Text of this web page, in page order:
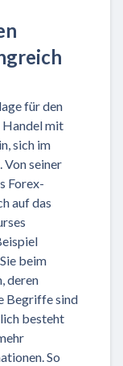
für den
mit
sich im
Von seiner
Forex-
auf das
beim
deren
Begriffe sind
besteht
So